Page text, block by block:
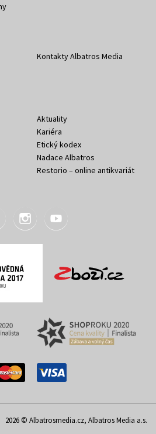
Kontakty Albatros Media
Aktuality
Kariéra
Etický kodex
Nadace Albatros
Restorio – online antikvariát
2026 © Albatrosmedia.cz, Albatros Media a.s.